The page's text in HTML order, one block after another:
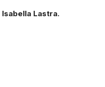
Isabella Lastra.